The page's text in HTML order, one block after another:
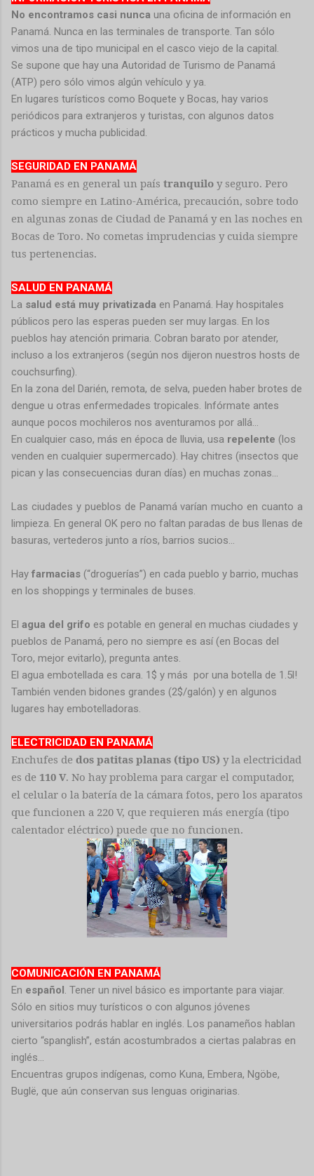
No encontramos casi nunca una oficina de información en
Panamá. Nunca en las terminales de transporte. Tan sólo
vimos una de tipo municipal en el casco viejo de la capital.
Se supone que hay una Autoridad de Turismo de Panamá
(ATP) pero sólo vimos algún vehículo y ya.
En lugares turísticos como Boquete y Bocas, hay varios
periódicos para extranjeros y turistas, con algunos datos
prácticos y mucha publicidad.
SEGURIDAD EN PANAMÁ
Panamá es en general un país tranquilo y seguro. Pero
como siempre en Latino-América, precaución, sobre todo
en algunas zonas de Ciudad de Panamá y en las noches en
Bocas de Toro. No cometas imprudencias y cuida siempre
tus pertenencias.
SALUD EN PANAMÁ
La salud está muy privatizada en Panamá. Hay hospitales
públicos pero las esperas pueden ser muy largas. En los
pueblos hay atención primaria. Cobran barato por atender,
incluso a los extranjeros (según nos dijeron nuestros hosts de
couchsurfing).
En la zona del Darién, remota, de selva, pueden haber brotes de
dengue u otras enfermedades tropicales. Infórmate antes
aunque pocos mochileros nos aventuramos por allá…
En cualquier caso, más en época de lluvia, usa repelente (los
venden en cualquier supermercado). Hay chitres (insectos que
pican y las consecuencias duran días) en muchas zonas...
Las ciudades y pueblos de Panamá varían mucho en cuanto a
limpieza. En general OK pero no faltan paradas de bus llenas de
basuras, vertederos junto a ríos, barrios sucios…
Hay farmacias (“droguerías”) en cada pueblo y barrio, muchas
en los shoppings y terminales de buses.
El agua del grifo es potable en general en muchas ciudades y
pueblos de Panamá, pero no siempre es así (en Bocas del
Toro, mejor evitarlo), pregunta antes.
El agua embotellada es cara. 1$ y más por una botella de 1.5l!
También venden bidones grandes (2$/galón) y en algunos
lugares hay embotelladoras.
ELECTRICIDAD EN PANAMÁ
Enchufes de dos patitas planas (tipo US) y la electricidad
es de 110 V. No hay problema para cargar el computador,
el celular o la batería de la cámara fotos, pero los aparatos
que funcionen a 220 V, que requieren más energía (tipo
calentador eléctrico) puede que no funcionen.
COMUNICACIÓN EN PANAMÁ
En español. Tener un nivel básico es importante para viajar.
Sólo en sitios muy turísticos o con algunos jóvenes
universitarios podrás hablar en inglés. Los panameños hablan
cierto “spanglish”, están acostumbrados a ciertas palabras en
inglés…
Encuentras grupos indígenas, como Kuna, Embera, Ngöbe,
Buglë, que aún conservan sus lenguas originarias.